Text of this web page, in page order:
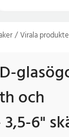
Virala
och
6"